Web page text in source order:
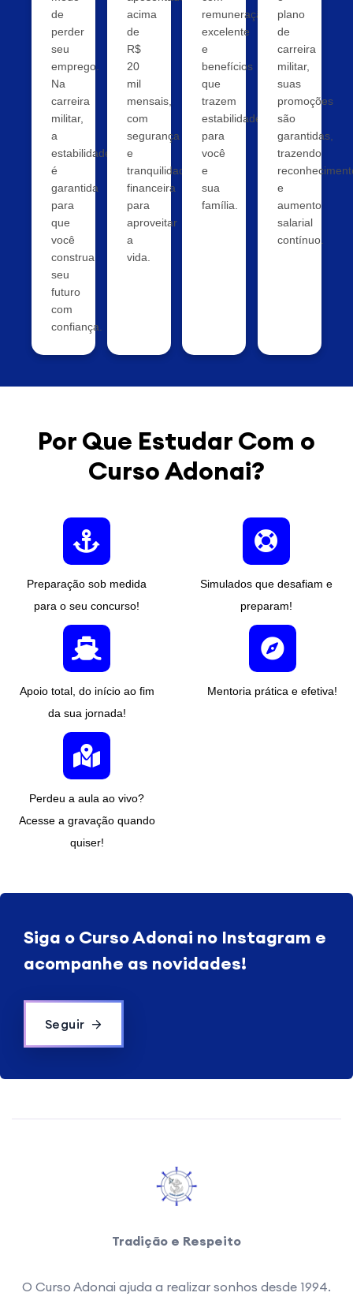
de
perder
seu
emprego.
Na
carreira
militar,
a
estabilidade
é
garantida
para
que
você
construa
seu
futuro
com
confiança.
acima
de
R$
20
mil
mensais,
com
segurança
e
tranquilidade
financeira
para
aproveitar
a
vida.
remuneração
excelente
e
benefícios
que
trazem
estabilidade
para
você
e
sua
família.
plano
de
carreira
militar,
suas
promoções
são
garantidas,
trazendo
e
aumento
salarial
contínuo.
Por Que Estudar Com o
Curso Adonai?
Preparação sob medida
para o seu concurso!
Simulados que desafiam e
preparam!
Apoio total, do início ao fim
da sua jornada!
Mentoria prática e efetiva!
Perdeu a aula ao vivo?
Acesse a gravação quando
quiser!
Siga o Curso Adonai no Instagram e
acompanhe as novidades!
Seguir
Tradição e Respeito
O Curso Adonai ajuda a realizar sonhos desde 1994.